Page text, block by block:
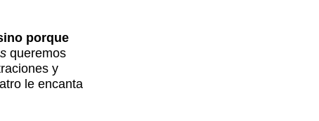
porque
queremos
y
le encanta